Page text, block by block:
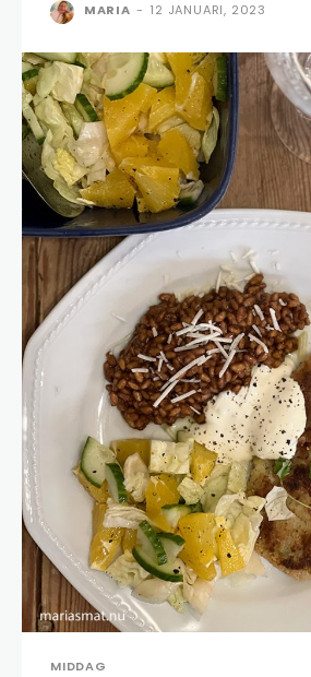
MARIA - 12 JANUARI, 2023
MIDDAG